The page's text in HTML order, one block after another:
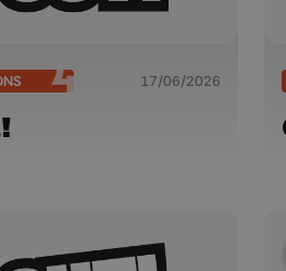
17/06/2026